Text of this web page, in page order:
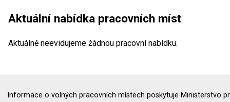
Aktuální nabídka pracovních míst
Aktuálně neevidujeme žádnou pracovní nabídku.
Informace o volných pracovních místech poskytuje Ministerstvo